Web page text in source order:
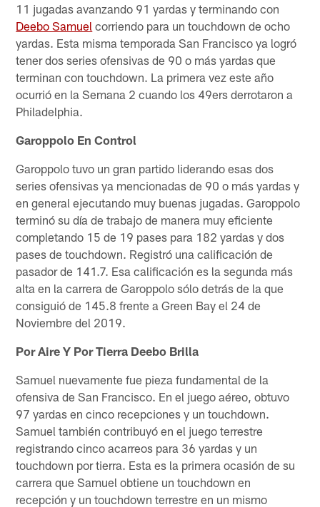
11 jugadas avanzando 91 yardas y terminando con
Deebo Samuel corriendo para un touchdown de ocho
yardas. Esta misma temporada San Francisco ya logró
tener dos series ofensivas de 90 o más yardas que
terminan con touchdown. La primera vez este año
ocurrió en la Semana 2 cuando los 49ers derrotaron a
Philadelphia.
Garoppolo En Control
Garoppolo tuvo un gran partido liderando esas dos
series ofensivas ya mencionadas de 90 o más yardas y
en general ejecutando muy buenas jugadas. Garoppolo
terminó su día de trabajo de manera muy eficiente
completando 15 de 19 pases para 182 yardas y dos
pases de touchdown. Registró una calificación de
pasador de 141.7. Esa calificación es la segunda más
alta en la carrera de Garoppolo sólo detrás de la que
consiguió de 145.8 frente a Green Bay el 24 de
Noviembre del 2019.
Por Aire Y Por Tierra Deebo Brilla
Samuel nuevamente fue pieza fundamental de la
ofensiva de San Francisco. En el juego aéreo, obtuvo
97 yardas en cinco recepciones y un touchdown.
Samuel también contribuyó en el juego terrestre
registrando cinco acarreos para 36 yardas y un
touchdown por tierra. Esta es la primera ocasión de su
carrera que Samuel obtiene un touchdown en
recepción y un touchdown terrestre en un mismo